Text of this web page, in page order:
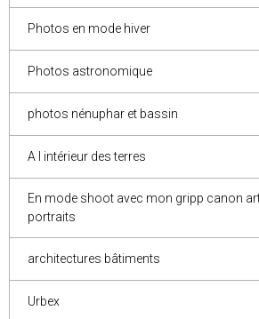
Photos en mode hiver
Photos astronomique
photos nénuphar et bassin
A l intérieur des terres
En mode shoot avec mon gripp canon
portraits
architectures bâtiments
Urbex